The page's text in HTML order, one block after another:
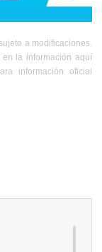
a modificaciones.
la información aquí
información oficial